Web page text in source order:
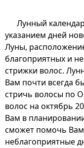
Лунный
указанием дней
Луны,
благоприятных и
стрижки волос.
Вам почти всегда
стричь волосы по
волос на октябрь
Вам в
сможет помочь
неблагоприятные